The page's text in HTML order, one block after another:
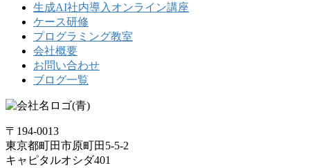
生成AI社内導入オンライン講座
ケース研修
プログラミング教室
会社概要
お問い合わせ
ブログ一覧
〒194-0013
東京都町田市原町田5-5-2
キャピタルオシダ401